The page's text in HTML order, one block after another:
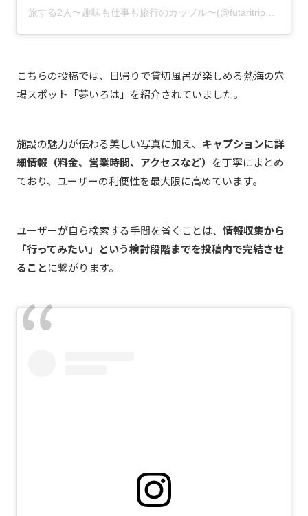
こちらの投稿では、日帰りで貸切風呂が楽しめる熱海の穴
場スポット「夢いろは」を紹介されていました。
施設の魅力が伝わる美しい写真に加え、 キャプションに詳
細情報（料金、営業時間、アクセスなど） を丁寧にまとめ
ており、ユーザーの利便性を最大限に高めています。
ユーザーが自ら検索する手間を省くことは、 情報収集から
「行ってみたい」という検討段階までを投稿内で完結させ
ることに繋がります。